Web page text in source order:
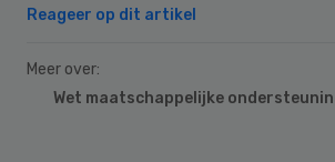
Reageer op dit artikel
Meer over:
Wet maatschappelijke